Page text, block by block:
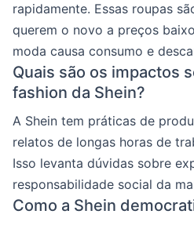
rapidamente. Essas roupas
querem o novo a preços
moda causa consumo e
Quais são os impactos
fashion da Shein?
A Shein tem práticas de
relatos de longas horas de
Isso levanta dúvidas sobre
responsabilidade social da
Como a Shein